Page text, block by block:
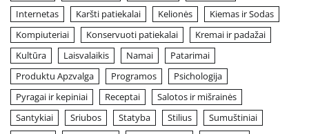
Internetas
Karšti patiekalai Kelionės
Kiemas ir Sodas
Kompiuteriai
Konservuoti patiekalai
Kremai ir padažai
Kultūra
Laisvalaikis Namai
Patarimai
Produktu Apzvalga
Programos
Psichologija
Pyragai ir kepiniai
Receptai
Salotos ir mišrainės
Santykiai
Sriubos Statyba Stilius
Sumuštiniai